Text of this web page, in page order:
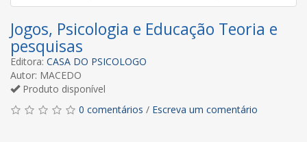
Jogos, Psicologia e Educação Teoria e
pesquisas
Editora: CASA DO PSICOLOGO
Autor: MACEDO
Produto disponível
0 comentários / Escreva um comentário